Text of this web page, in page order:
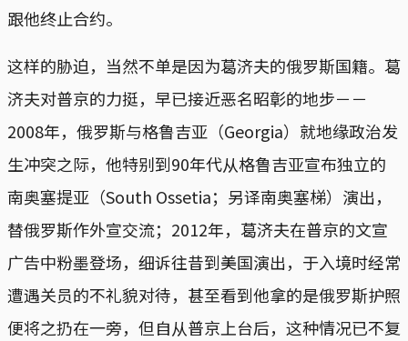
跟他终止合约。
这样的胁迫，当然不单是因为葛济夫的俄罗斯国籍。葛
济夫对普京的力挺，早已接近恶名昭彰的地步－－
2008年，俄罗斯与格鲁吉亚（Georgia）就地缘政治发
生冲突之际，他特别到90年代从格鲁吉亚宣布独立的
南奥塞提亚（South Ossetia；另译南奥塞梯）演出，
替俄罗斯作外宣交流；2012年，葛济夫在普京的文宣
广告中粉墨登场，细诉往昔到美国演出，于入境时经常
遭遇关员的不礼貌对待，甚至看到他拿的是俄罗斯护照
便将之扔在一旁，但自从普京上台后，这种情况已不复